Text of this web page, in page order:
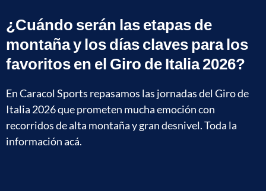
¿Cuándo serán las etapas de
montaña y los días claves para los
favoritos en el Giro de Italia 2026?
En Caracol Sports repasamos las jornadas del Giro de
Italia 2026 que prometen mucha emoción con
recorridos de alta montaña y gran desnivel. Toda la
información acá.